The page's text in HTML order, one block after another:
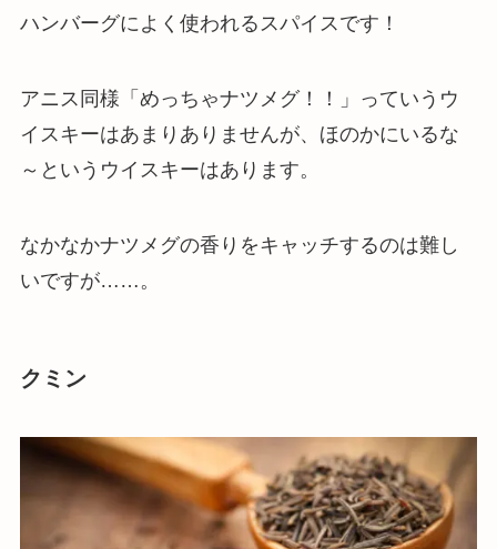
ハンバーグによく使われるスパイスです！
アニス同様「めっちゃナツメグ！！」っていうウ
イスキーはあまりありませんが、ほのかにいるな
～というウイスキーはあります。
なかなかナツメグの香りをキャッチするのは難し
いですが……。
クミン